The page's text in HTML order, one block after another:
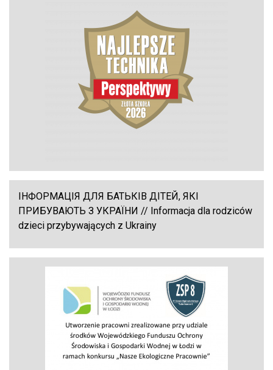
ІНФОРМАЦІЯ ДЛЯ БАТЬКІВ ДІТЕЙ, ЯКІ
ПРИБУВАЮТЬ З УКРАЇНИ // Informacja dla rodziców
dzieci przybywających z Ukrainy